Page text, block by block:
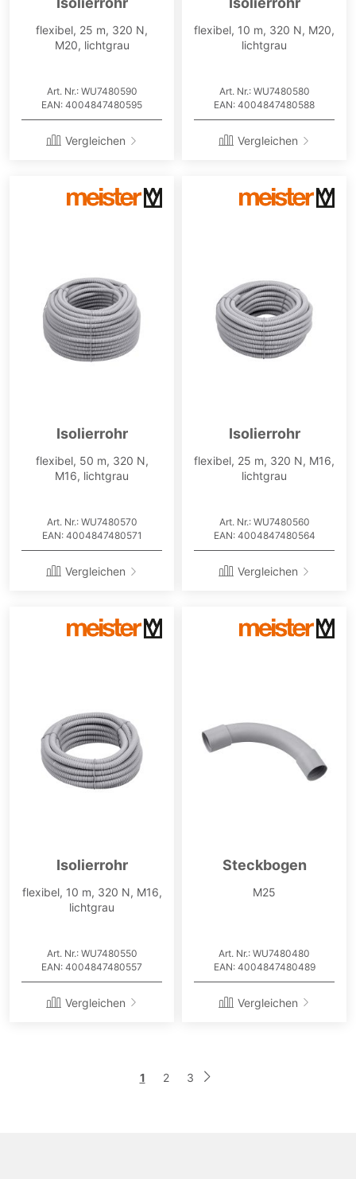
flexibel, 25 m, 320 N,
M20, lichtgrau
Art. Nr.: WU7480590
EAN: 4004847480595
Vergleichen
flexibel, 10 m, 320 N, M20,
lichtgrau
Art. Nr.: WU7480580
EAN: 4004847480588
Vergleichen
Isolierrohr
flexibel, 50 m, 320 N,
M16, lichtgrau
Art. Nr.: WU7480570
EAN: 4004847480571
Vergleichen
Isolierrohr
flexibel, 25 m, 320 N, M16,
lichtgrau
Art. Nr.: WU7480560
EAN: 4004847480564
Vergleichen
Isolierrohr
flexibel, 10 m, 320 N, M16,
lichtgrau
Art. Nr.: WU7480550
EAN: 4004847480557
Vergleichen
Steckbogen
M25
Art. Nr.: WU7480480
EAN: 4004847480489
Vergleichen
Sie
1 Seite
2 Seite
3 Seite
Weiter